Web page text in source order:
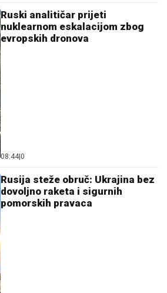
Ruski analitičar prijeti
nuklearnom eskalacijom zbog
evropskih dronova
08:44 0
Rusija steže obruč: Ukrajina bez
dovoljno raketa i sigurnih
pomorskih pravaca